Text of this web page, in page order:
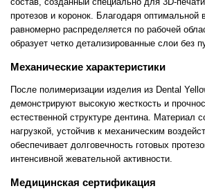
протезов и коронок. Благодаря оптимальной
равномерно распределяется по рабочей
образует четко детализированные слои без
Механические характеристики
После полимеризации изделия из Dental
демонстрируют высокую жесткость и
естественной структуре дентина. Материал
нагрузкой, устойчив к механическим
обеспечивает долговечность готовых
интенсивной жевательной активности.
Медицинская сертификация